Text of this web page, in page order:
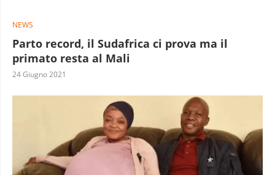
NEWS
Parto record, il Sudafrica ci prova ma il
primato resta al Mali
24 Giugno 2021